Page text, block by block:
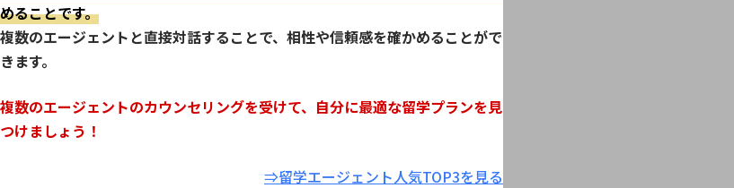
めることです。
複数のエージェントと直接対話することで、相性や信頼感を確かめることがで
きます。
複数のエージェントのカウンセリングを受けて、自分に最適な留学プランを見
つけましょう！
⇒留学エージェント人気TOP3を見る